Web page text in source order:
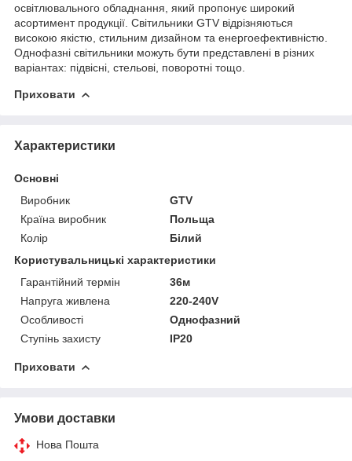
освітлювального обладнання, який пропонує широкий
асортимент продукції. Світильники GTV відрізняються
високою якістю, стильним дизайном та енергоефективністю.
Однофазні світильники можуть бути представлені в різних
варіантах: підвісні, стельові, поворотні тощо.
Приховати
Характеристики
Основні
Виробник
GTV
Країна виробник
Польща
Колір
Білий
Користувальницькі характеристики
Гарантійний термін
36м
Напруга живлена
220-240V
Особливості
Однофазний
Ступінь захисту
IP20
Приховати
Умови доставки
Нова Пошта